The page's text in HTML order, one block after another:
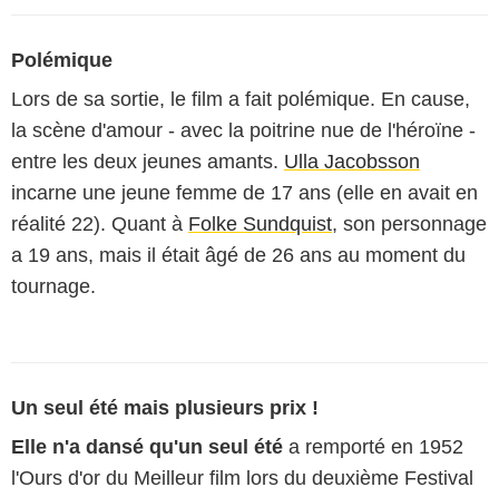
Polémique
Lors de sa sortie, le film a fait polémique. En cause,
la scène d'amour - avec la poitrine nue de l'héroïne -
entre les deux jeunes amants. Ulla Jacobsson
incarne une jeune femme de 17 ans (elle en avait en
réalité 22). Quant à Folke Sundquist, son personnage
a 19 ans, mais il était âgé de 26 ans au moment du
tournage.
Un seul été mais plusieurs prix !
Elle n'a dansé qu'un seul été a remporté en 1952
l'Ours d'or du Meilleur film lors du deuxième Festival